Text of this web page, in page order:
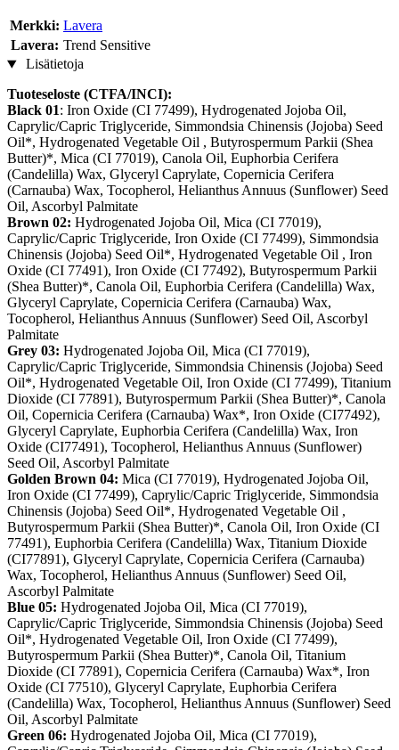
Merkki: Lavera
Lavera: Trend Sensitive
Lisätietoja
Tuoteseloste (CTFA/INCI):
Black 01: Iron Oxide (CI 77499), Hydrogenated Jojoba Oil,
Caprylic/Capric Triglyceride, Simmondsia Chinensis (Jojoba) Seed
Oil*, Hydrogenated Vegetable Oil , Butyrospermum Parkii (Shea
Butter)*, Mica (CI 77019), Canola Oil, Euphorbia Cerifera
(Candelilla) Wax, Glyceryl Caprylate, Copernicia Cerifera
(Carnauba) Wax, Tocopherol, Helianthus Annuus (Sunflower) Seed
Oil, Ascorbyl Palmitate
Brown 02: Hydrogenated Jojoba Oil, Mica (CI 77019),
Caprylic/Capric Triglyceride, Iron Oxide (CI 77499), Simmondsia
Chinensis (Jojoba) Seed Oil*, Hydrogenated Vegetable Oil , Iron
Oxide (CI 77491), Iron Oxide (CI 77492), Butyrospermum Parkii
(Shea Butter)*, Canola Oil, Euphorbia Cerifera (Candelilla) Wax,
Glyceryl Caprylate, Copernicia Cerifera (Carnauba) Wax,
Tocopherol, Helianthus Annuus (Sunflower) Seed Oil, Ascorbyl
Palmitate
Grey 03: Hydrogenated Jojoba Oil, Mica (CI 77019),
Caprylic/Capric Triglyceride, Simmondsia Chinensis (Jojoba) Seed
Oil*, Hydrogenated Vegetable Oil, Iron Oxide (CI 77499), Titanium
Dioxide (CI 77891), Butyrospermum Parkii (Shea Butter)*, Canola
Oil, Copernicia Cerifera (Carnauba) Wax*, Iron Oxide (CI77492),
Glyceryl Caprylate, Euphorbia Cerifera (Candelilla) Wax, Iron
Oxide (CI77491), Tocopherol, Helianthus Annuus (Sunflower)
Seed Oil, Ascorbyl Palmitate
Golden Brown 04: Mica (CI 77019), Hydrogenated Jojoba Oil,
Iron Oxide (CI 77499), Caprylic/Capric Triglyceride, Simmondsia
Chinensis (Jojoba) Seed Oil*, Hydrogenated Vegetable Oil ,
Butyrospermum Parkii (Shea Butter)*, Canola Oil, Iron Oxide (CI
77491), Euphorbia Cerifera (Candelilla) Wax, Titanium Dioxide
(CI77891), Glyceryl Caprylate, Copernicia Cerifera (Carnauba)
Wax, Tocopherol, Helianthus Annuus (Sunflower) Seed Oil,
Ascorbyl Palmitate
Blue 05: Hydrogenated Jojoba Oil, Mica (CI 77019),
Caprylic/Capric Triglyceride, Simmondsia Chinensis (Jojoba) Seed
Oil*, Hydrogenated Vegetable Oil, Iron Oxide (CI 77499),
Butyrospermum Parkii (Shea Butter)*, Canola Oil, Titanium
Dioxide (CI 77891), Copernicia Cerifera (Carnauba) Wax*, Iron
Oxide (CI 77510), Glyceryl Caprylate, Euphorbia Cerifera
(Candelilla) Wax, Tocopherol, Helianthus Annuus (Sunflower) Seed
Oil, Ascorbyl Palmitate
Green 06: Hydrogenated Jojoba Oil, Mica (CI 77019),